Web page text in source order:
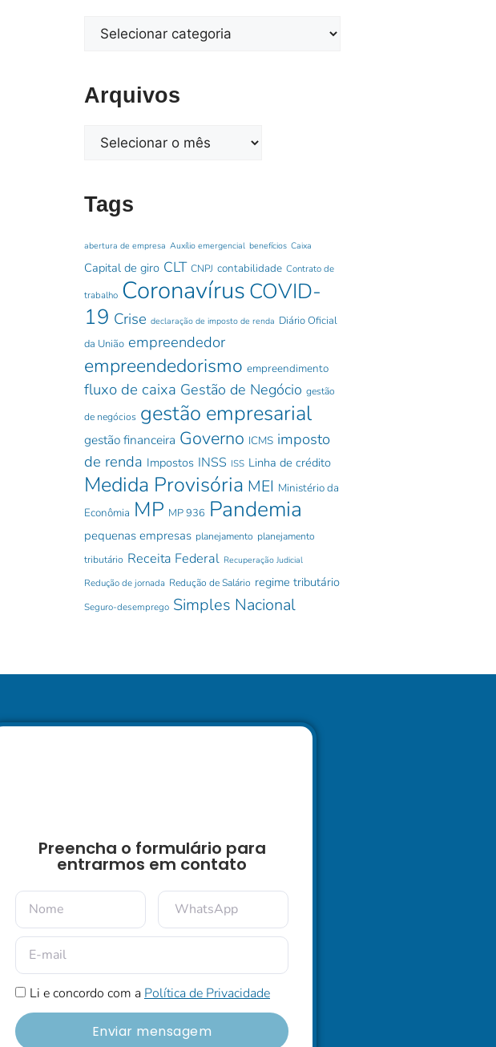
Arquivos
Tags
abertura de empresa Auxílio emergencial benefícios Caixa
Capital de giro CLT CNPJ contabilidade Contrato de
trabalho Coronavírus COVID-
19 Crise declaração de imposto de renda Diário Oficial
da União empreendedor
empreendedorismo empreendimento
fluxo de caixa Gestão de Negócio gestão
de negócios gestão empresarial
gestão financeira Governo ICMS imposto
de renda Impostos INSS ISS Linha de crédito
Medida Provisória MEI Ministério da
Econômia MP MP 936 Pandemia
pequenas empresas planejamento planejamento
tributário Receita Federal Recuperação Judicial
Redução de jornada Redução de Salário regime tributário
Seguro-desemprego Simples Nacional
Preencha o formulário para
entrarmos em contato
Li e concordo com a Política de Privacidade
Enviar mensagem